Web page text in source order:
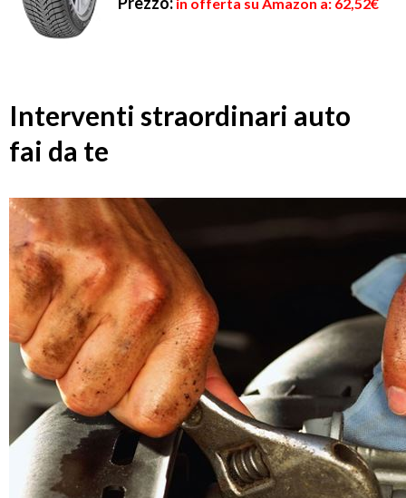
Interventi straordinari auto
fai da te